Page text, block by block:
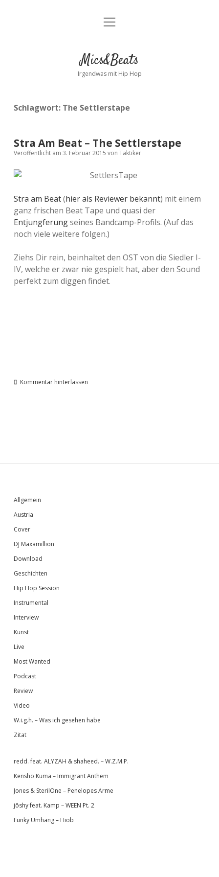
Kontakt
facebookinstagram
bandcamp
spotify
Menü
Mics&Beats
Irgendwas mit Hip Hop
Schlagwort: The Settlerstape
Stra Am Beat – The Settlerstape
Veröffentlicht am 3. Februar 2015 von Taktiker
Stra am Beat(hier als Reviewer bekannt) mit einem
ganz frischen Beat Tape und quasi der
Entjungferungseines Bandcamp-Profils. (Auf das
noch viele weitere folgen.)
Ziehs Dir rein, beinhaltet den OST von die Siedler I-
IV, welche er zwar nie gespielt hat, aber den Sound
perfekt zum diggen findet.
Kommentar hinterlassen
Sidebar
Allgemein
Austria
Cover
DJ Maxamillion
Download
Geschichten
Hip Hop Session
Instrumental
Interview
Kunst
Live
Most Wanted
Podcast
Review
Video
W.i.g.h. – Was ich gesehen habe
Zitat
redd. feat. ALYZAH & shaheed. – W.Z.M.P.
Kensho Kuma – Immigrant Anthem
Jones & SterilOne – Penelopes Arme
jōshy feat. Kamp – WEEN Pt. 2
Funky Umhang – Hiob